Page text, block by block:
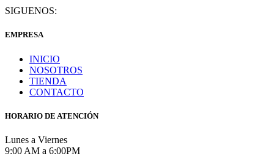
SIGUENOS:
EMPRESA
INICIO
NOSOTROS
TIENDA
CONTACTO
HORARIO DE ATENCIÓN
Lunes a Viernes
9:00 AM a 6:00PM